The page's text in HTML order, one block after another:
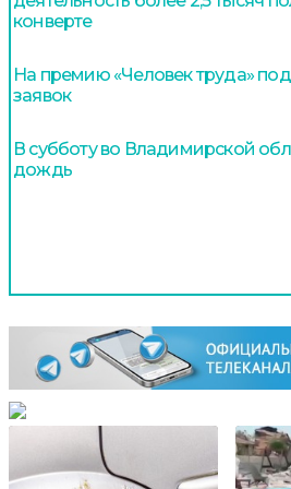
конверте
На премию «Человек труда»
заявок
В субботу во Владимирской
дождь